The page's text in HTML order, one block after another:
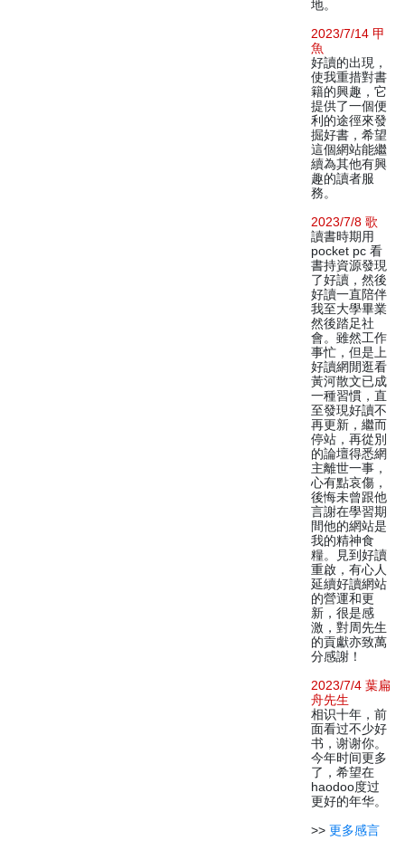
地。
2023/7/14 甲
魚
好讀的出現，
使我重措對書
籍的興趣，它
提供了一個便
利的途徑來發
掘好書，希望
這個網站能繼
續為其他有興
趣的讀者服
務。
2023/7/8 歌
讀書時期用
pocket pc 看
書持資源發現
了好讀，然後
好讀一直陪伴
我至大學畢業
然後踏足社
會。雖然工作
事忙，但是上
好讀網閒逛看
黃河散文已成
一種習慣，直
至發現好讀不
再更新，繼而
停站，再從別
的論壇得悉網
主離世一事，
心有點哀傷，
後悔未曾跟他
言謝在學習期
間他的網站是
我的精神食
糧。見到好讀
重啟，有心人
延續好讀網站
的營運和更
新，很是感
激，對周先生
的貢獻亦致萬
分感謝！
2023/7/4 葉扁
舟先生
相识十年，前
面看过不少好
书，谢谢你。
今年时间更多
了，希望在
haodoo度过
更好的年华。
>> 更多感言